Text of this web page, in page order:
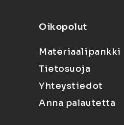
Oikopolut
Materiaalipankki
Tietosuoja
Yhteystiedot
Anna palautetta